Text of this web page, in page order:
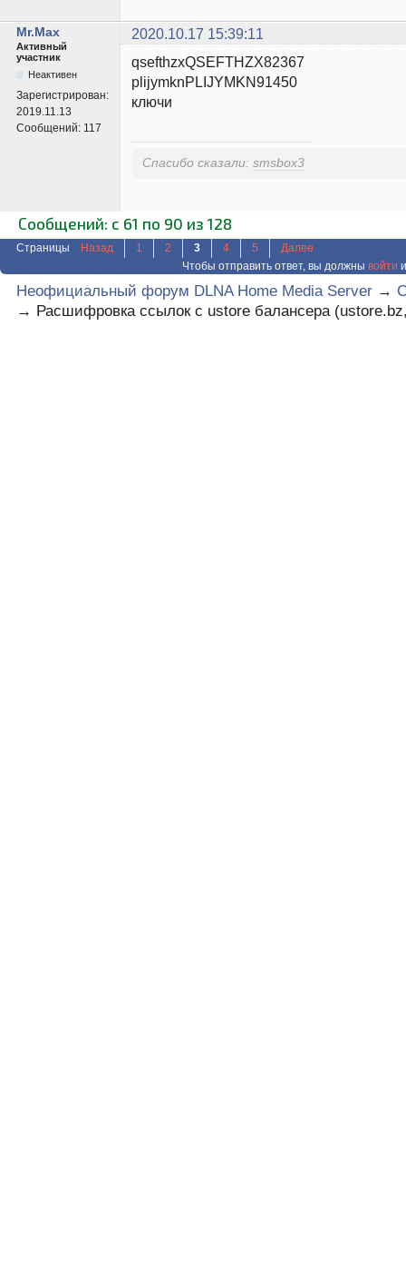
Mr.Max 2020.10.17 15:39:11
Активный
участник
Неактивен
Зарегистрирован:
2019.11.13
Сообщений: 117
qsefthzxQSEFTHZX82367
plijymknPLIJYMKN91450
ключи
Спасибо сказали: smsbox3
Сообщений: с 61 по 90 из 128
Страницы Назад 1 2 3 4 5
Далее
Чтобы отправить ответ, вы должны войти
Неофициальный форум DLNA Home Media Server →
→ Расшифровка ссылок с ustore балансера